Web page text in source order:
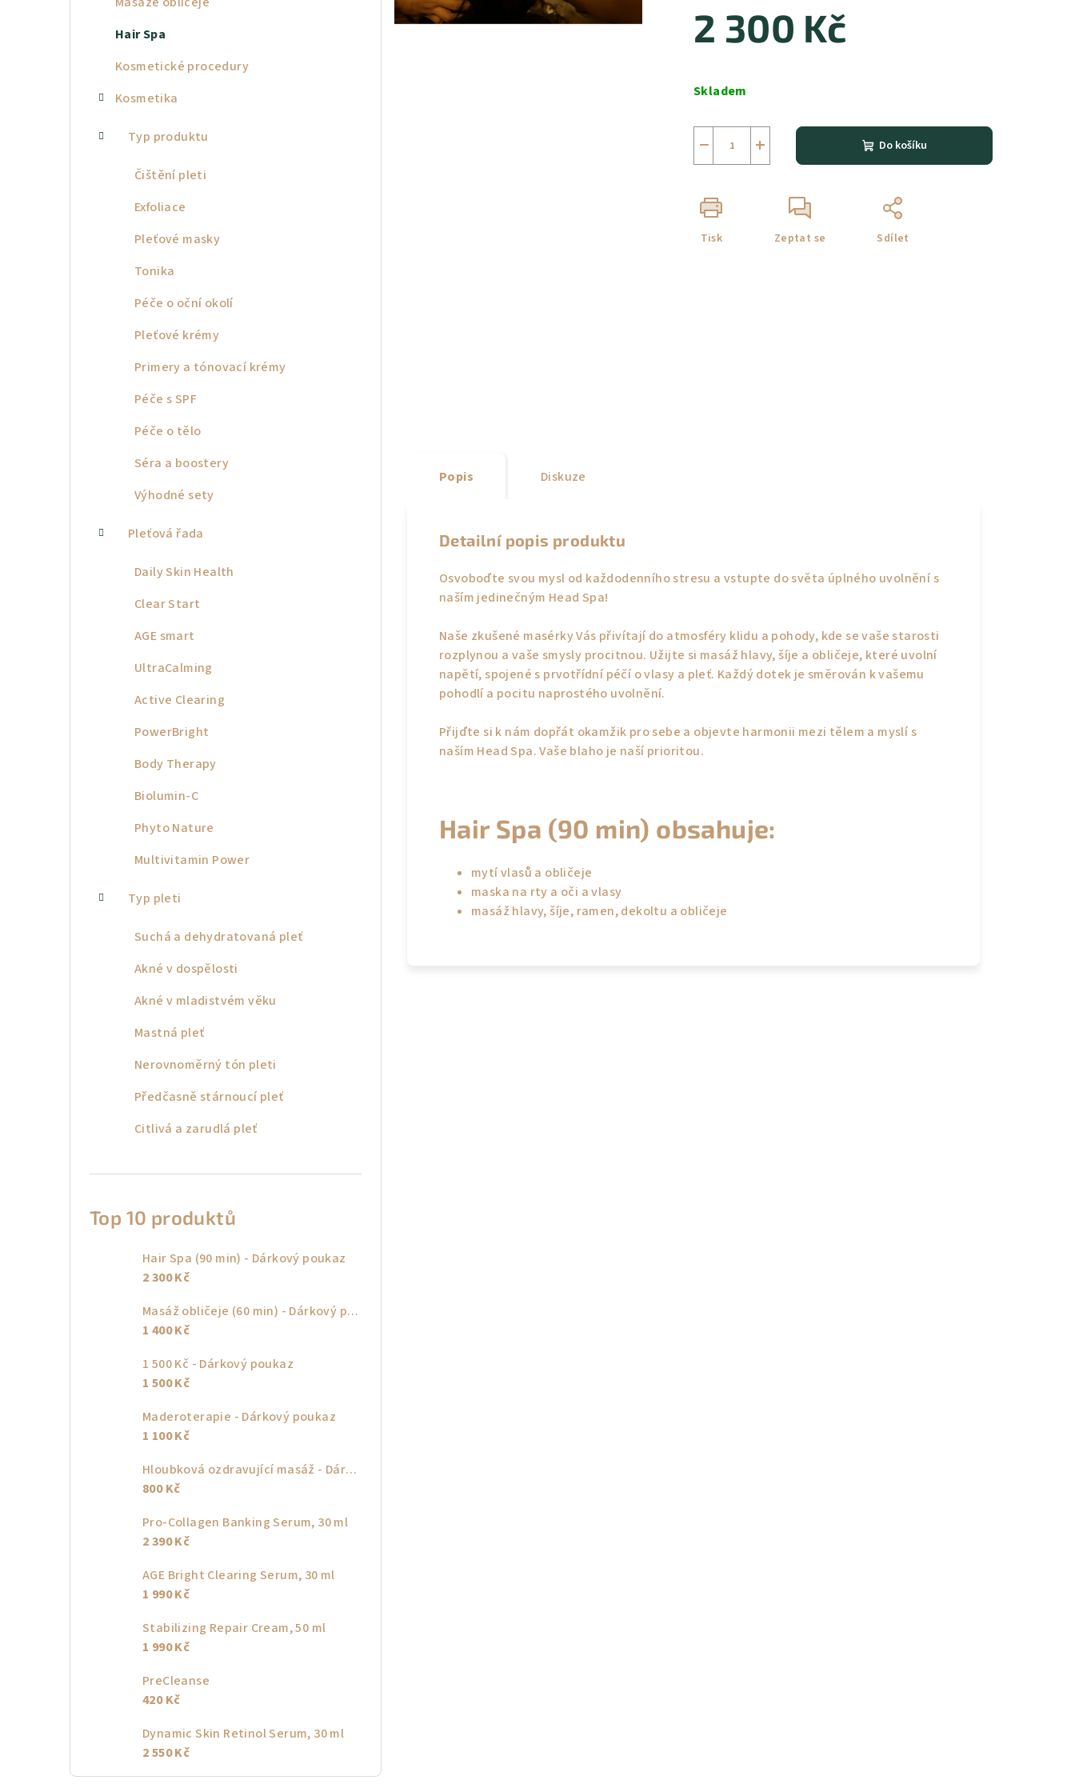
Hair Spa
Kosmetické procedury
Kosmetika
Typ produktu
Čištění pleti
Exfoliace
Pleťové masky
Tonika
Péče o oční okolí
Pleťové krémy
Primery a tónovací krémy
Péče s SPF
Péče o tělo
Séra a boostery
Výhodné sety
Pleťová řada
Daily Skin Health
Clear Start
AGE smart
UltraCalming
Active Clearing
PowerBright
Body Therapy
Biolumin-C
Phyto Nature
Multivitamin Power
Typ pleti
Suchá a dehydratovaná pleť
Akné v dospělosti
Akné v mladistvém věku
Mastná pleť
Nerovnoměrný tón pleti
Předčasně stárnoucí pleť
Citlivá a zarudlá pleť
Top 10 produktů
Hair Spa (90 min) - Dárkový poukaz
2 300 Kč
Masáž obličeje (60 min) - Dárkový poukaz
1 400 Kč
1 500 Kč - Dárkový poukaz
1 500 Kč
Maderoterapie - Dárkový poukaz
1 100 Kč
Hloubková ozdravující masáž - Dárkový poukaz
800 Kč
Pro-Collagen Banking Serum, 30 ml
2 390 Kč
AGE Bright Clearing Serum, 30 ml
1 990 Kč
Stabilizing Repair Cream, 50 ml
1 990 Kč
PreCleanse
420 Kč
Dynamic Skin Retinol Serum, 30 ml
2 550 Kč
2 300 Kč
cena:
Skladem
+
− Do košíku
Tisk Zeptat se Sdílet
Popis Diskuze
Detailní popis produktu
Osvoboďte svou mysl od každodenního stresu a vstupte do světa úplného uvolnění s
naším jedinečným Head Spa!
Naše zkušené masérky Vás přivítají do atmosféry klidu a pohody, kde se vaše starosti
rozplynou a vaše smysly procitnou. Užijte si masáž hlavy, šíje a obličeje, které uvolní
napětí, spojené s prvotřídní péčí o vlasy a pleť. Každý dotek je směrován k vašemu
pohodlí a pocitu naprostého uvolnění.
Přijďte si k nám dopřát okamžik pro sebe a objevte harmonii mezi tělem a myslí s
naším Head Spa. Vaše blaho je naší prioritou.
Hair Spa (90 min) obsahuje:
mytí vlasů a obličeje
maska na rty a oči a vlasy
masáž hlavy, šíje, ramen, dekoltu a obličeje